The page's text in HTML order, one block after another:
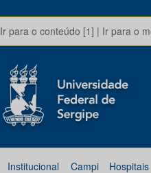
Ir para o conteúdo [1] | Ir para o
Institucional Campi Hospitais